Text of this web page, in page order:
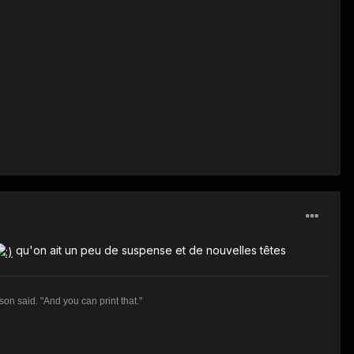
qu'on ait un peu de suspense et de nouvelles têtes
said. "And you can print that."